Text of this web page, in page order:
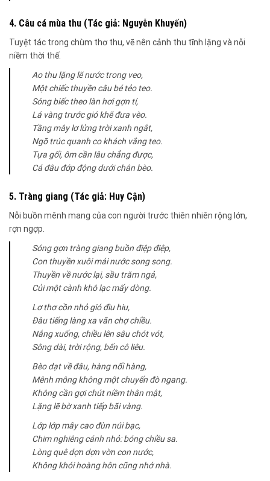
4. Câu cá mùa thu (Tác giả: Nguyễn Khuyến)
Tuyệt tác trong chùm thơ thu, vẽ nên cảnh thu tĩnh lặng và nỗi
niềm thời thế.
Ao thu lặng lẽ nước trong veo,
Một chiếc thuyền câu bé tẻo teo.
Sóng biếc theo làn hơi gợn tí,
Lá vàng trước gió khẽ đưa vèo.
Tầng mây lơ lửng trời xanh ngắt,
Ngõ trúc quanh co khách vắng teo.
Tựa gối, ôm cần lâu chẳng được,
Cá đâu đớp động dưới chân bèo.
5. Tràng giang (Tác giả: Huy Cận)
Nỗi buồn mênh mang của con người trước thiên nhiên rộng lớn,
rợn ngợp.
Sóng gợn tràng giang buồn điệp điệp,
Con thuyền xuôi mái nước song song.
Thuyền về nước lại, sầu trăm ngả,
Củi một cành khô lạc mấy dòng.
Lơ thơ cồn nhỏ gió đìu hiu,
Đâu tiếng làng xa vãn chợ chiều.
Nắng xuống, chiều lên sâu chót vót,
Sông dài, trời rộng, bến cô liêu.
Bèo dạt về đâu, hàng nối hàng,
Mênh mông không một chuyến đò ngang.
Không cần gợi chút niềm thân mật,
Lặng lẽ bờ xanh tiếp bãi vàng.
Lớp lớp mây cao đùn núi bạc,
Chim nghiêng cánh nhỏ: bóng chiều sa.
Lòng quê dợn dợn vờn con nước,
Không khói hoàng hôn cũng nhớ nhà.